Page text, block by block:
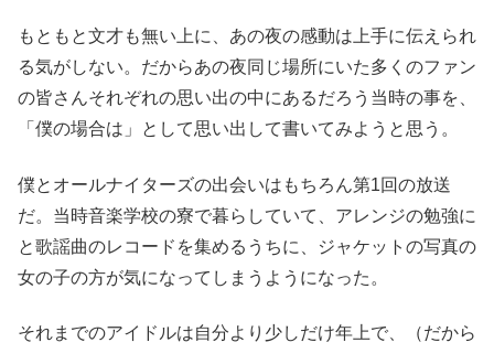
もともと文才も無い上に、あの夜の感動は上手に伝えられ
る気がしない。だからあの夜同じ場所にいた多くのファン
の皆さんそれぞれの思い出の中にあるだろう当時の事を、
「僕の場合は」として思い出して書いてみようと思う。
僕とオールナイターズの出会いはもちろん第1回の放送
だ。当時音楽学校の寮で暮らしていて、アレンジの勉強に
と歌謡曲のレコードを集めるうちに、ジャケットの写真の
女の子の方が気になってしまうようになった。
それまでのアイドルは自分より少しだけ年上で、（だから